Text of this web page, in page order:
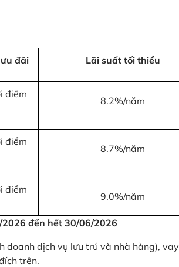
đãi Lãi suất tối thiểu
điểm
8.2%/năm
điểm
8.7%/năm
điểm
9.0%/năm
đến hết 30/06/2026
doanh dịch vụ lưu trú và nhà hàng),
trên.